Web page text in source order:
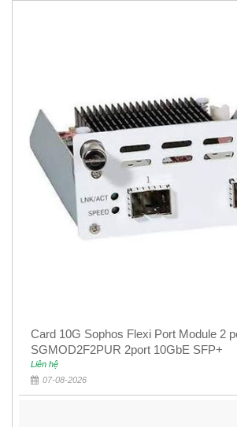
Card 10G Sophos Flexi Port Module 2
SGMOD2F2PUR 2port 10GbE SFP+
Liên hệ
07-08-2026